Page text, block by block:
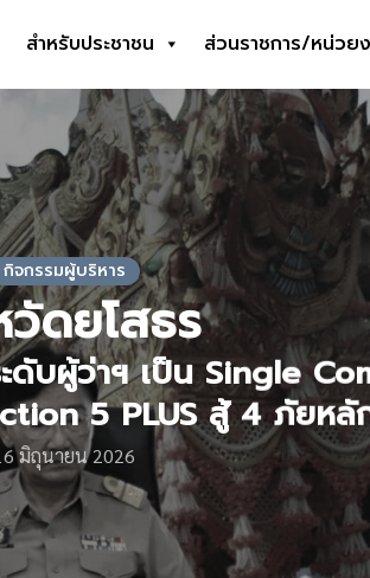
สำหรับประชาชน ส่วนราชการ/หน่วย
กิจกรรมผู้บริหาร
ดยโสธร
ดับผู้ว่าฯ เป็น Single
5 PLUS สู้ 4 ภัยหลั
มิถุนายน 2026